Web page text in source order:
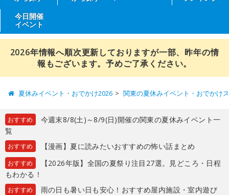
今日開催
イベント
2026年情報へ順次更新しておりますが一部、昨年の情
報もございます。予めご了承ください。
夏休みイベント・おでかけ2026 関東の夏休みイベント・おでかけ
おすすめ
今週末8/8(土)～8/9(日)開催の関東の夏休みイベント一
覧
おすすめ 【漫画】夏に読みたいおすすめの怖い話まとめ
おすすめ
【2026年版】全国の夏祭り注目27選。見どころ・日程
もわかる！
おすすめ
雨の日も暑い日も安心！おすすめ屋内施設・室内遊び